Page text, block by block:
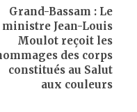
Grand-Bassam : Le
ministre Jean-Louis
Moulot reçoit les
des corps
constitués au Salut
aux couleurs